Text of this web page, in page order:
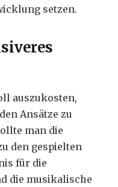
setzen.
auszukosten,
Ansätze zu
man die
den gespielten
für die
die musikalische